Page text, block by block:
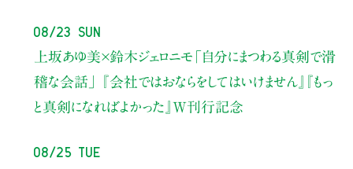
08/23 Sun
上坂あゆ美×鈴木ジェロニモ 「自分にまつわる真剣で滑
稽な会話」
『会社ではおならをしてはいけません』『もっ
と真剣になればよかった』W刊行記念
08/25 Tue